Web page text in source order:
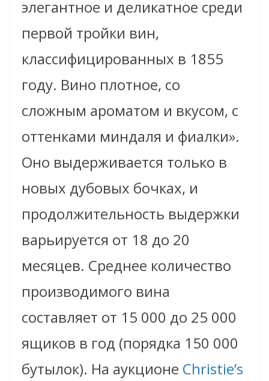
элегантное и деликатное среди
первой тройки вин,
классифицированных в 1855
году. Вино плотное, со
сложным ароматом и вкусом, с
оттенками миндаля и фиалки».
Оно выдерживается только в
новых дубовых бочках, и
продолжительность выдержки
варьируется от 18 до 20
месяцев. Среднее количество
производимого вина
составляет от 15 000 до 25 000
ящиков в год (порядка 150 000
бутылок). На аукционе Christie’s